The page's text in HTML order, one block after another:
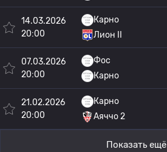
14.03.2026
20:00
Карно
Лион II
07.03.2026
20:00
Фос
Карно
21.02.2026
20:00
Карно
Аяччо 2
Показать ещё